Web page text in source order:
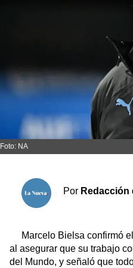
El tiempo
Fúnebres
Clasificados
Suplementos
Foto: NA
Por Redacción
Marcelo Bielsa confirmó
al asegurar que su trabajo
del Mundo, y señaló que